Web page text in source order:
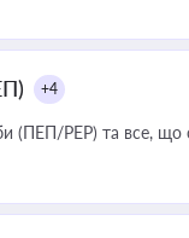
+4
(ПЕП/PEP) та все, що